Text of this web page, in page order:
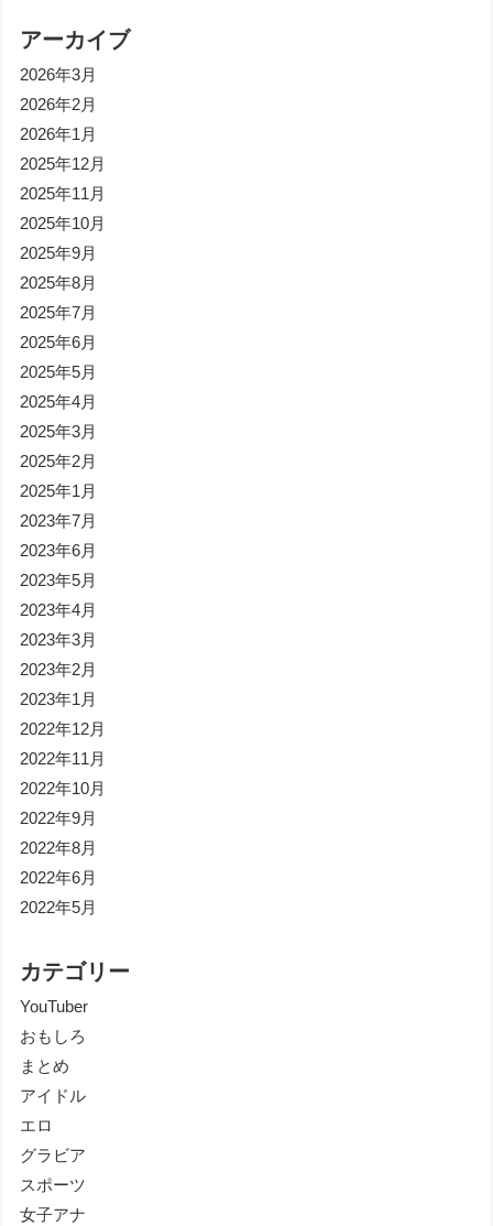
アーカイブ
2026年3月
2026年2月
2026年1月
2025年12月
2025年11月
2025年10月
2025年9月
2025年8月
2025年7月
2025年6月
2025年5月
2025年4月
2025年3月
2025年2月
2025年1月
2023年7月
2023年6月
2023年5月
2023年4月
2023年3月
2023年2月
2023年1月
2022年12月
2022年11月
2022年10月
2022年9月
2022年8月
2022年6月
2022年5月
カテゴリー
YouTuber
おもしろ
まとめ
アイドル
エロ
グラビア
スポーツ
女子アナ